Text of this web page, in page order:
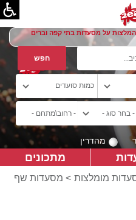
על מסעדות בתי קפה וברים
מהדרין
מתכונים
מומלצות > מסעדות שף